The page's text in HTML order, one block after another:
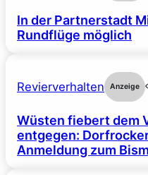
In der Partnerstadt
Rundflüge möglich
Revierverhalten Anzeige
Wüsten fiebert dem
entgegen:
Anmeldung zum